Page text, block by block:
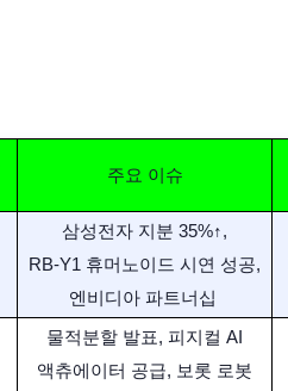
주요 이슈
삼성전자 지분 35%↑,
RB-Y1 휴머노이드 시연 성공,
엔비디아 파트너십 ​
물적분할 발표, 피지컬 AI
액츄에이터 공급, 보롯 로봇